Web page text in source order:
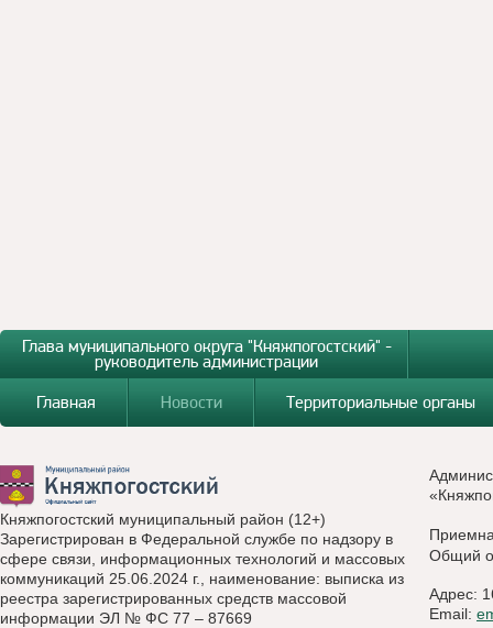
Глава муниципального округа "Княжпогостский" -
руководитель администрации
Главная
Новости Территориальные органы
Княжпогостский муниципальный район (12+)
Зарегистрирован в Федеральной службе по надзору в
сфере связи, информационных технологий и массовых
коммуникаций 25.06.2024 г., наименование: выписка из
реестра зарегистрированных средств массовой
информации ЭЛ № ФС 77 – 87669
Общий
Адрес:
Email: